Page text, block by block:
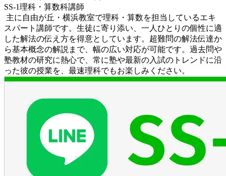
SS-1理科・算数科講師
主に自由が丘・横浜教室で理科・算数を担当しているエキ
スパート講師です。生徒に寄り添い、一人ひとりの個性に適
した解法の伝え方を得意としています。超難問の解法伝達か
ら基本概念の解説まで、幅の広い対応が可能です。過去問や
塾教材の研究に熱心で、常に塾や最新の入試のトレンドに沿
った彼の授業を、最速理科でもお楽しみください。